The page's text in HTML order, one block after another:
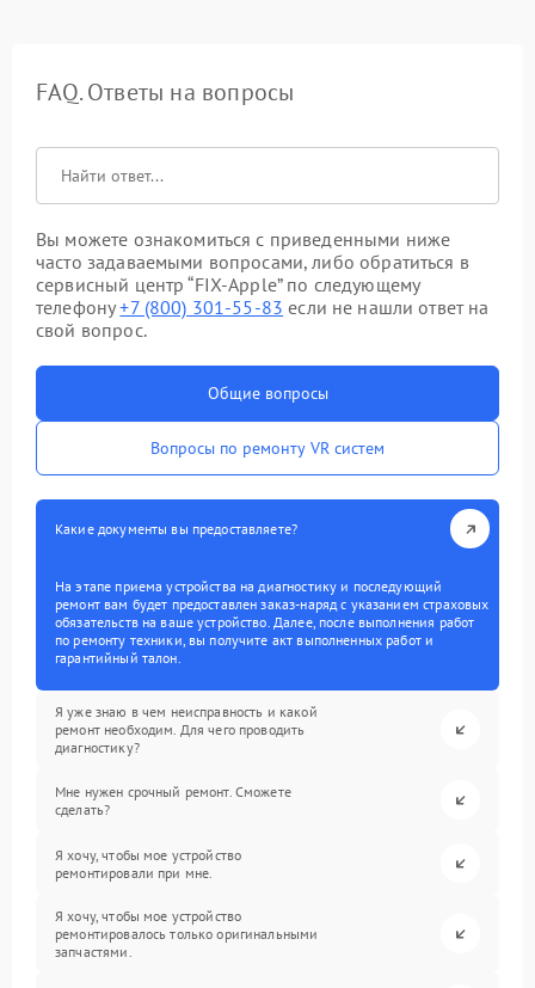
FAQ. Ответы на вопросы
Вы можете ознакомиться с приведенными ниже
часто задаваемыми вопросами, либо обратиться в
сервисный центр “FIX-Apple” по следующему
телефону+7 (800) 301-55-83 если не нашли ответ на
свой вопрос.
Общие вопросы
Вопросы по ремонту VR систем
Какие документы вы предоставляете?
На этапе приема устройства на диагностику и последующий
ремонт вам будет предоставлен заказ-наряд с указанием страховых
обязательств на ваше устройство. Далее, после выполнения работ
по ремонту техники, вы получите акт выполненных работ и
гарантийный талон.
Я уже знаю в чем неисправность и какой
ремонт необходим. Для чего проводить
диагностику?
Мне нужен срочный ремонт. Сможете
сделать?
Я хочу, чтобы мое устройство
ремонтировали при мне.
Я хочу, чтобы мое устройство
ремонтировалось только оригинальными
запчастями.